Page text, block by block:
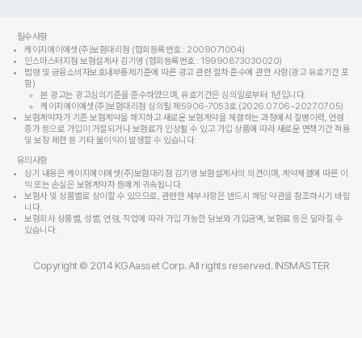
필수사항
케이지에이에셋(주)보험대리점 (협회등록번호 : 2009071004)
인스마스터지점 보험설계사 김기영 (협회등록번호 : 19990873030020)
법령 및 금융소비자보호내부통제기준에 따른 광고 관련 절차 준수에 관한 사항(광고 유효기간 포
함)
본 광고는 광고심의기준을 준수하였으며, 유효기간은 심의일로부터 1년입니다.
케이지에이에셋(주)보험대리점 심의필 제5906-7053호 (2026.07.06~2027.07.05)
보험계약자가 기존 보험계약을 해지하고 새로운 보험계약을 체결하는 과정에서 질병이력, 연령
증가 등으로 가입이 거절되거나 보험료가 인상될 수 있고 가입 상품에 따라 새로운 면책기간 적용
및 보장 제한 등 기타 불이익이 발생할 수 있습니다.
유의사항
상기 내용은 케이지에이에셋(주)보험대리점 김기영 보험설계사의 의견이며, 계약체결에 따른 이
익 또는 손실은 보험계약자 등에게 귀속됩니다.
보험사 및 상품별로 상이할 수 있으므로, 관련한 세부사항은 반드시 해당 약관을 참조하시기 바랍
니다.
보험회사 상품별, 성별, 연령, 직업에 따라 가입 가능한 담보와 가입금액, 보험료 등은 달라질 수
있습니다.
Copyright © 2014 KGAasset Corp. All rights reserved. INSMASTER